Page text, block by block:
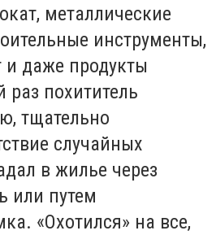
металлические
инструменты,
и даже продукты
похититель
тщательно
случайных
в жилье через
или путем
«Охотился» на все,